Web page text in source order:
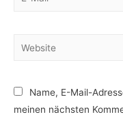
Website
Name, E-Mail-
meinen nächsten